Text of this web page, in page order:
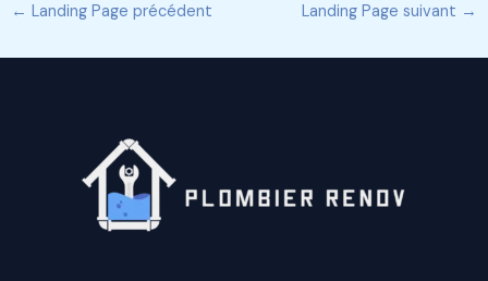
← Landing Page précédent Landing Page suivant →